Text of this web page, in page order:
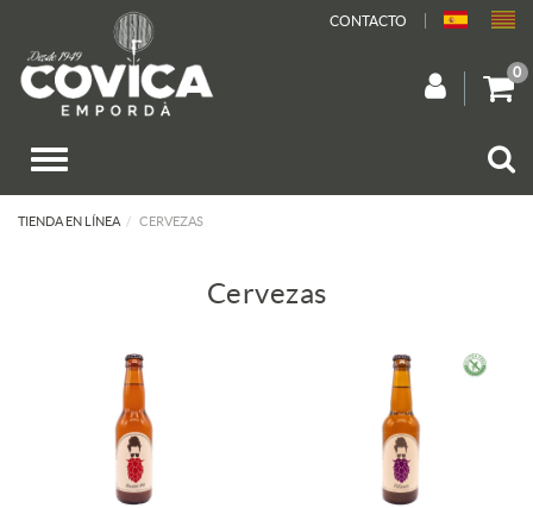
CONTACTO
0
TIENDA EN LÍNEA CERVEZAS
Cervezas